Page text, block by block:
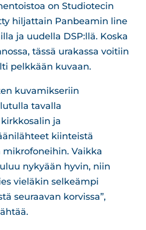
on Studiotecin
hiljattain Panbeamin line
ja uudella DSP:llä. Koska
tässä urakassa voitiin
pelkkään kuvaan.
kuvamikseriin
tavalla
ja
kiinteistä
Vaikka
nykyään hyvin, niin
vieläkin selkeämpi
seuraavan korvissa”,